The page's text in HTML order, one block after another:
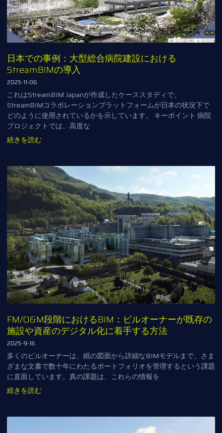
日本での事例：大型総合病院建設における
StreamBIMの導入
2025-11-06
これはStreamBIM Japanが作成したケーススタディで、
StreamBIMコラボレーションプラットフォームが日本の状況下で
どのように使用されているかを示しています。 キーポイント 病院
プロジェクトでは、高度な
続きを読む
FM/O&M段階におけるBIM：ビルオーナーが既存の
施設や資産のデジタル化に着手する方法
2025-9-16
多くのビルオーナーは、紙の図面から詳細なBIMモデルまで、さま
ざまな文書で数十年にわたるポートフォリオを管理するという課題
に直面しています。真の課題は、これらの情報を
続きを読む